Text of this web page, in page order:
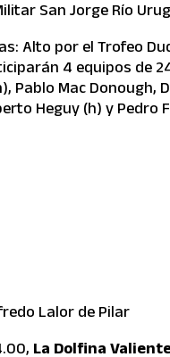
San Jorge Río
Alto por el Trofeo
4 equipos de
Pablo Mac Donough,
Heguy (h) y
Lalor de Pilar
La Dolfina